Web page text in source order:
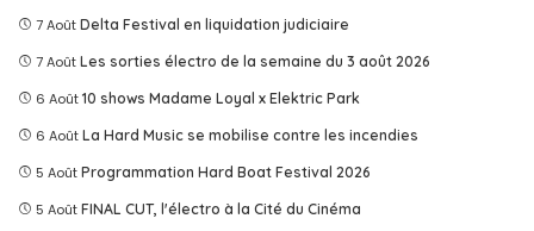
7 Août Delta Festival en liquidation judiciaire
7 Août Les sorties électro de la semaine du 3 août 2026
6 Août 10 shows Madame Loyal x Elektric Park
6 Août La Hard Music se mobilise contre les incendies
5 Août Programmation Hard Boat Festival 2026
5 Août FINAL CUT, l'électro à la Cité du Cinéma